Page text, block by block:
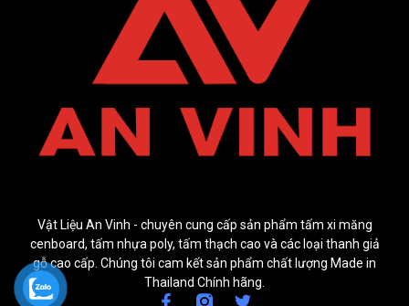
Vật Liệu An Vinh - chuyên cung cấp sản phẩm tấm xi măng
cenboard, tấm nhựa poly, tấm thạch cao và các loại thanh giả
gỗ cao cấp. Chúng tôi cam kết sản phẩm chất lượng Made in
Thailand Chính hãng.